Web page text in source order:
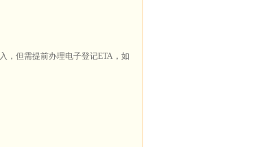
，但需提前办理电子登记ETA，如